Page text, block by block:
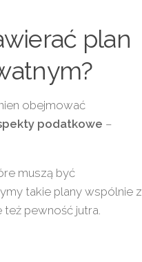
plan
obejmować
podatkowe –
muszą być
takie plany wspólnie z
pewność jutra.